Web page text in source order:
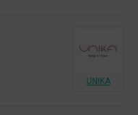
UNIKA